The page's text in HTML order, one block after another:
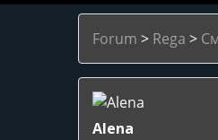
Forum > Rega >
Alena